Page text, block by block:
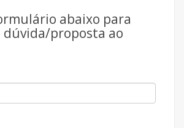
abaixo para
dúvida/proposta ao